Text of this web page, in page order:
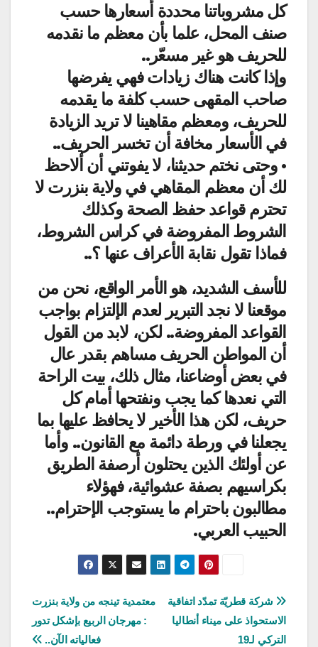
كل مشروباتنا محددة أسعارها حسب
صنف المحل، علما بأن معظم ما نقدمه
للحريف هو غير مسعّر..
وإذا كانت هناك زيادات فهي يفرضها
صاحب المقهى حسب كلفة ما يقدمه
للحريف، ومعظم مقاهينا لا تريد الزيادة
في الأسعار مخافة أن تخسر الحريف..
• وحتى نختم حديثنا، لا يفوتني أن ألاحظ
لك أن معظم المقاهي في ولاية بنزرت لا
تحترم قواعد حفظ الصحة وكذلك
الشروط المفروضة في كراس الشروط،
فماذا تقول نقابة الأعراف عنها ؟..
للأسف الشديد، هو الأمر الواقع، نحن من
موقعنا لا نجد التبرير لعدم الإلتزام بواجب
القواعد المفروضة.. لكن، لابد من القول
أن المواطن الحريف مساهم بقدر عال
في بعض أوضاعنا، مثال ذلك، بيت الراحة
التي نعدها كما يجب ونفتحها أمام كل
حريف، لكن هذا الأخير لا يحافظ عليها بما
يجعلنا في ورطة دائمة مع القانون.. وأما
عن أولئك الذين يحتلون أرصفة الطريق
بكراسيهم بصفة عشوائية، فهؤلاء
مطالبون باحترام ما يستوجب الإحترام..
الحبيب العربي.
تصفّح
المقالات
معتمدية تينجه من ولاية بنزرت
: مهرجان الربيع بإشكل تدور
فعالياته الآن..
شركة قطريّة تمدّد اتفاقية
الاستحواذ على ميناء أنطاليا
التركي لـ19